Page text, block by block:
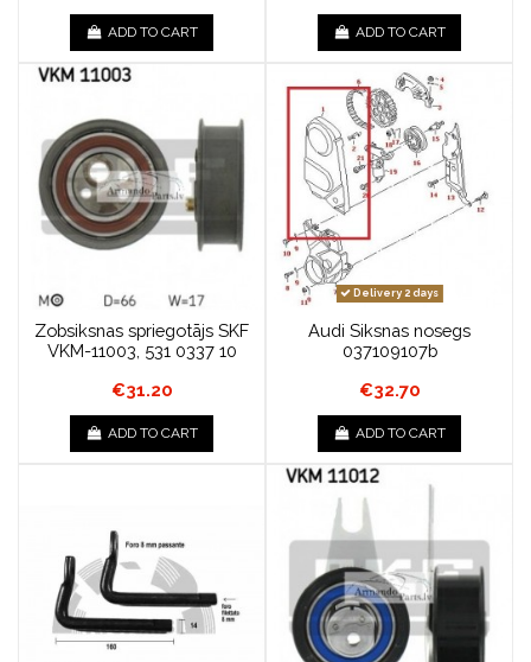
ADD TO CART ADD TO CART
Zobsiksnas spriegotājs SKF
VKM-11003, 531 0337 10
€31.20
ADD TO CART
Delivery 2 days
Audi Siksnas nosegs
037109107b
€32.70
ADD TO CART